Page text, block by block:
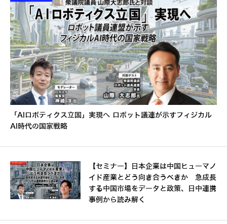
「AIロボティクス立国」実現へ ロボット議連が示すフィジカル
AI時代の国家戦略
【セミナー】日本企業は中国ヒューマノ
イド産業とどう向き合うべきか 急成長
する中国市場をデータと政策、日中連携
事例から読み解く